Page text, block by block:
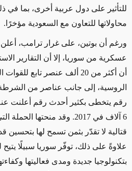
للتأثير على دول عربية أخرى، بما في
محاولاتها للتعاون مع السعودية مؤخرًا.
ورغم أن بوتين، على غرار ترامب،
عسكرية من سوريا، إلا أن التقارير
أن أكثر من 20 ألف عنصر تابع
الروسية، إلى جانب عناصر من
رقم يتخطى بكثير أحدث رقم أعلنت
6 آلاف في 2017. وقد منحتها
قتالية لا تقدّر بثمن تسمح لها بتحسين
علاوةً على ذلك، توفّر سوريا سبيلًا
بتكنولوجيا جديدة ومدى فعاليتها